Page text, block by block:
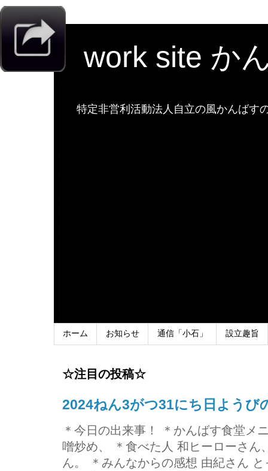
work site か
特定非営利活動法人自立の風かんばす
ホーム お知らせ 通信「小石」 設立趣旨
☆注目の投稿☆
2024ねん3がつ31にち日ようび
＊今日の出来事！ ＊かんばす食堂メ
噌炒め、 ＊食べた人 和ヒーローさん
ん。 ＊みんなからの感想 由紀さん